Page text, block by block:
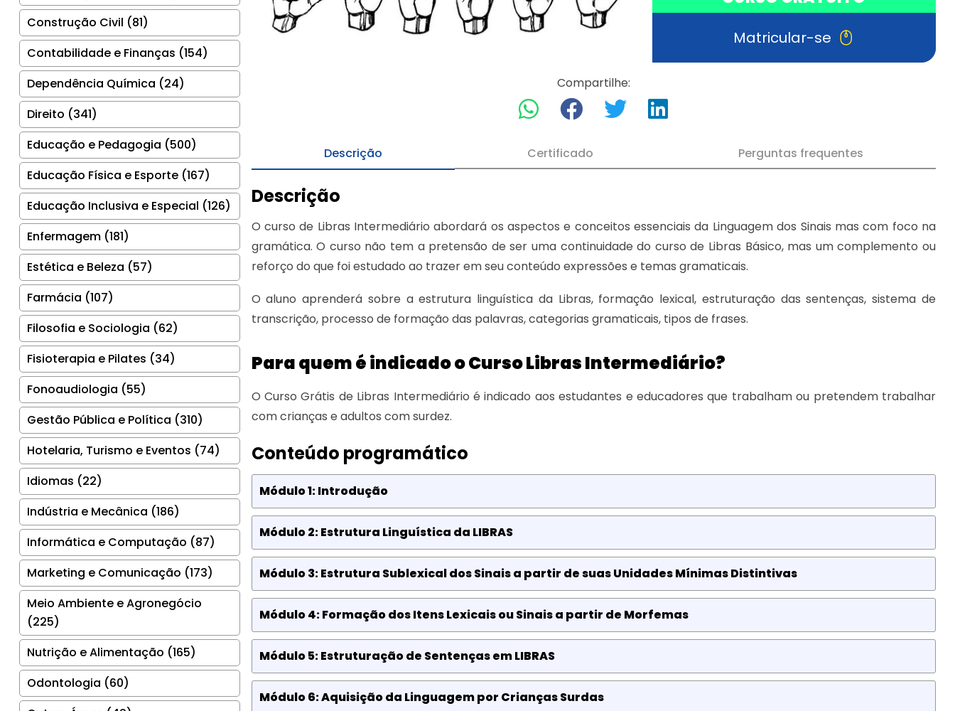
Construção Civil (81)
Contabilidade e Finanças (154)
Dependência Química (24)
Direito (341)
Educação e Pedagogia (500)
Educação Física e Esporte (167)
Educação Inclusiva e Especial (126)
Enfermagem (181)
Estética e Beleza (57)
Farmácia (107)
Filosofia e Sociologia (62)
Fisioterapia e Pilates (34)
Fonoaudiologia (55)
Gestão Pública e Política (310)
Hotelaria, Turismo e Eventos (74)
Idiomas (22)
Indústria e Mecânica (186)
Informática e Computação (87)
Marketing e Comunicação (173)
Meio Ambiente e Agronegócio
(225)
Nutrição e Alimentação (165)
Odontologia (60)
Matricular-se
Compartilhe:
Descrição Certificado Perguntas frequentes
Descrição
O curso de Libras Intermediário abordará os aspectos e conceitos essenciais da Linguagem dos Sinais mas com foco na
gramática. O curso não tem a pretensão de ser uma continuidade do curso de Libras Básico, mas um complemento ou
reforço do que foi estudado ao trazer em seu conteúdo expressões e temas gramaticais.
O aluno aprenderá sobre a estrutura linguística da Libras, formação lexical, estruturação das sentenças, sistema de
transcrição, processo de formação das palavras, categorias gramaticais, tipos de frases.
Para quem é indicado o Curso Libras Intermediário?
O Curso Grátis de Libras Intermediário é indicado aos estudantes e educadores que trabalham ou pretendem trabalhar
com crianças e adultos com surdez.
Conteúdo programático
Módulo 1: Introdução
Módulo 2: Estrutura Linguística da LIBRAS
Módulo 3: Estrutura Sublexical dos Sinais a partir de suas Unidades Mínimas Distintivas
Módulo 4: Formação dos Itens Lexicais ou Sinais a partir de Morfemas
Módulo 5: Estruturação de Sentenças em LIBRAS
Módulo 6: Aquisição da Linguagem por Crianças Surdas